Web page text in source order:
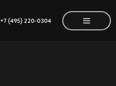
+7 (495) 220-0304